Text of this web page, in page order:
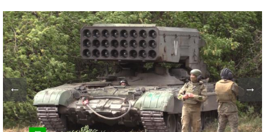
← →